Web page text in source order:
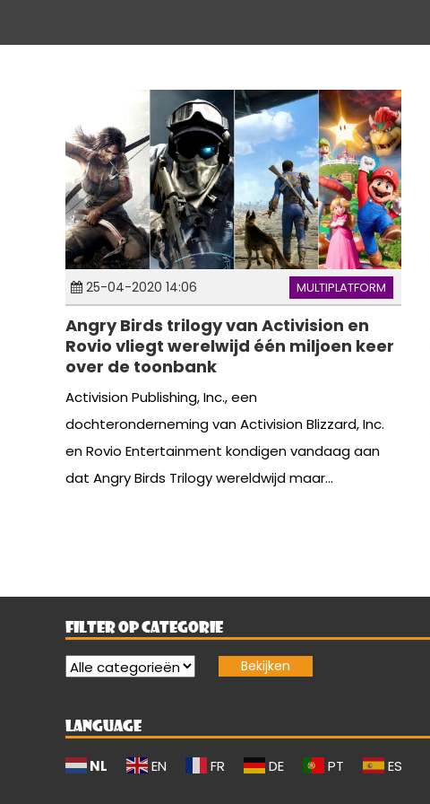
25-04-2020 14:06 MULTIPLATFORM
Angry Birds trilogy van Activision en
Rovio vliegt werelwijd één miljoen keer
over de toonbank
Activision Publishing, Inc., een
dochteronderneming van Activision Blizzard, Inc.
en Rovio Entertainment kondigen vandaag aan
dat Angry Birds Trilogy wereldwijd maar...
FILTER OP CATEGORIE
LANGUAGE
NL EN FR DE PT ES